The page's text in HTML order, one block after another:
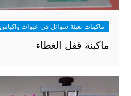
ماكينات تعبئة سوائل فى عبوات واكياس
ماكينة قفل الغطاء